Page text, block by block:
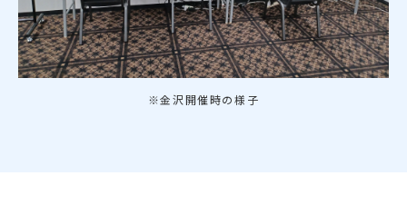
※金沢開催時の様子